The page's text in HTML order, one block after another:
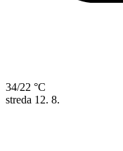
34/22 °C
streda 12. 8.